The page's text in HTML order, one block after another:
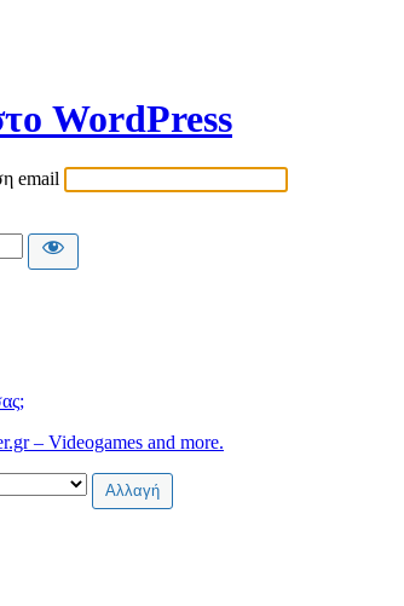
WordPress
email
– Videogames and more.